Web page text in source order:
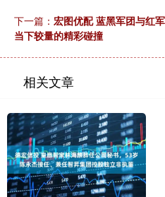
下一篇： 宏图优配 蓝黑军团与红
当下较量的精彩碰撞
相关文章